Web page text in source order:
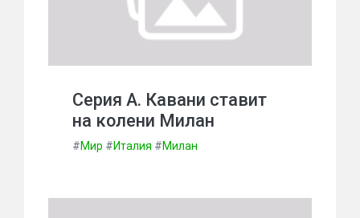
Серия А. Кавани ставит
на колени Милан
#Мир #Италия #Милан